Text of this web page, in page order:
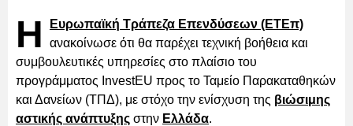
Η
Ευρωπαϊκή Τράπεζα Επενδύσεων (ΕΤΕπ)
ανακοίνωσε ότι θα παρέχει τεχνική βοήθεια και
συμβουλευτικές υπηρεσίες στο πλαίσιο του
προγράμματος InvestEU προς το Ταμείο Παρακαταθηκών
και Δανείων (ΤΠΔ), με στόχο την ενίσχυση της βιώσιμης
αστικής ανάπτυξης στην Ελλάδα.